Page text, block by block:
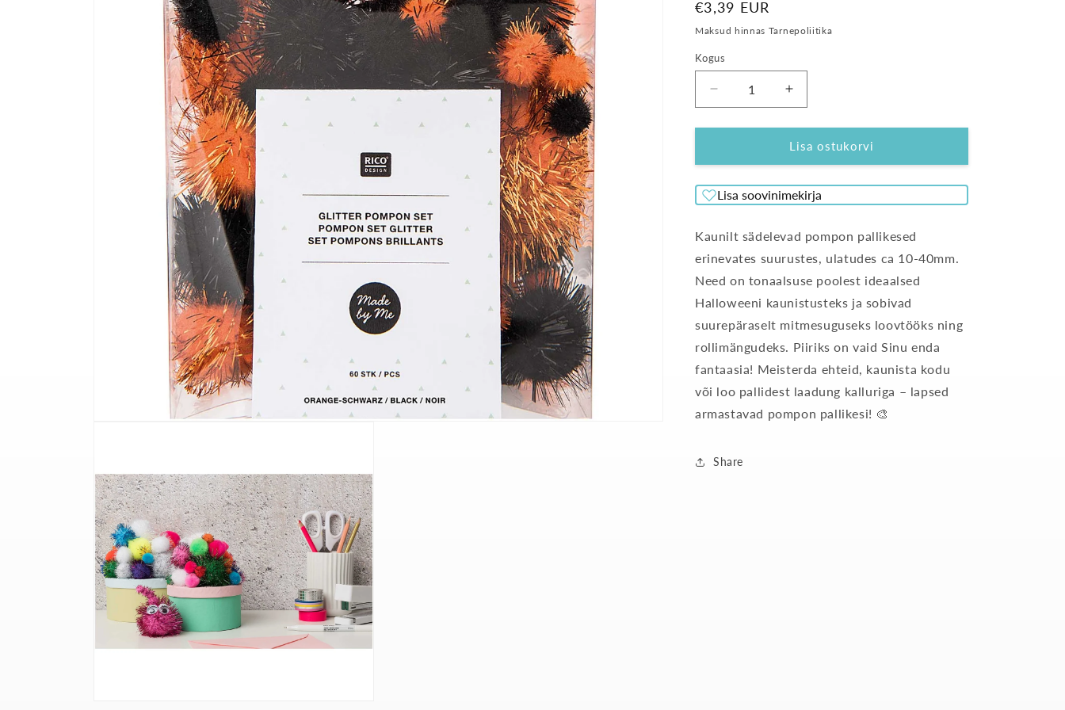
Tavahind
€3,39 EUR
Maksud hinnas Tarnepoliitika
Kogus
Vähenda
Pompon
pallid
must
60
kogust
Suurenda
Pompon
pallid
oranž-
must
60
kogust
Lisa ostukorvi
Lisa soovinimekirja
Kaunilt sädelevad pompon pallikesed
erinevates suurustes, ulatudes ca 10-40mm.
Need on tonaalsuse poolest ideaalsed
Halloweeni kaunistusteks ja sobivad
suurepäraselt mitmesuguseks loovtööks ning
rollimängudeks. Piiriks on vaid Sinu enda
fantaasia! Meisterda ehteid, kaunista kodu
või loo pallidest laadung kalluriga – lapsed
armastavad pompon pallikesi! 🎨
Share